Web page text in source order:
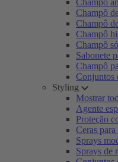
Champô
Champô
Champô
Champô
Champô
Sabonete
Champô
Conjuntos
Styling
Mostrar
Agente
Proteção
Ceras
Sprays
Sprays de